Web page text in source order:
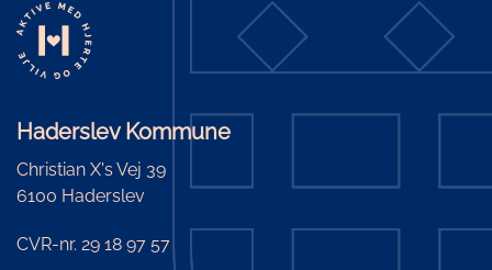
Haderslev Kommune
Christian X's Vej 39
6100 Haderslev
CVR-nr. 29 18 97 57